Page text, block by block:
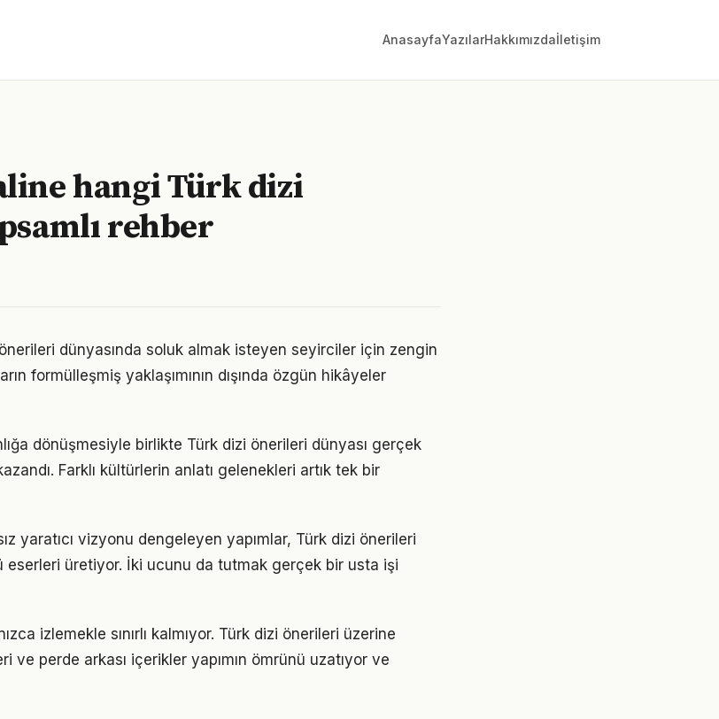
AnasayfaYazılarHakkımızdaİletişim
hangi Türk dizi
rehber
önerileri dünyasında soluk almak isteyen seyirciler için zengin
formülleşmiş yaklaşımının dışında özgün hikâyeler
dönüşmesiyle birlikte Türk dizi önerileri dünyası gerçek
Farklı kültürlerin anlatı gelenekleri artık tek bir
yaratıcı vizyonu dengeleyen yapımlar, Türk dizi önerileri
eserleri üretiyor. İki ucunu da tutmak gerçek bir usta işi
izlemekle sınırlı kalmıyor. Türk dizi önerileri üzerine
ve perde arkası içerikler yapımın ömrünü uzatıyor ve